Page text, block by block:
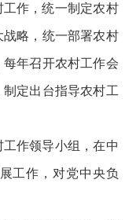
作，统一制定农村
略，统一部署农村
年召开农村工作会
定出台指导农村工
作领导小组，在中
工作，对党中央负